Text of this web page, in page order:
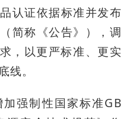
认证依据标准并发布
简称《公告》），调
，以更严标准、更实
线。
加强制性国家标准GB